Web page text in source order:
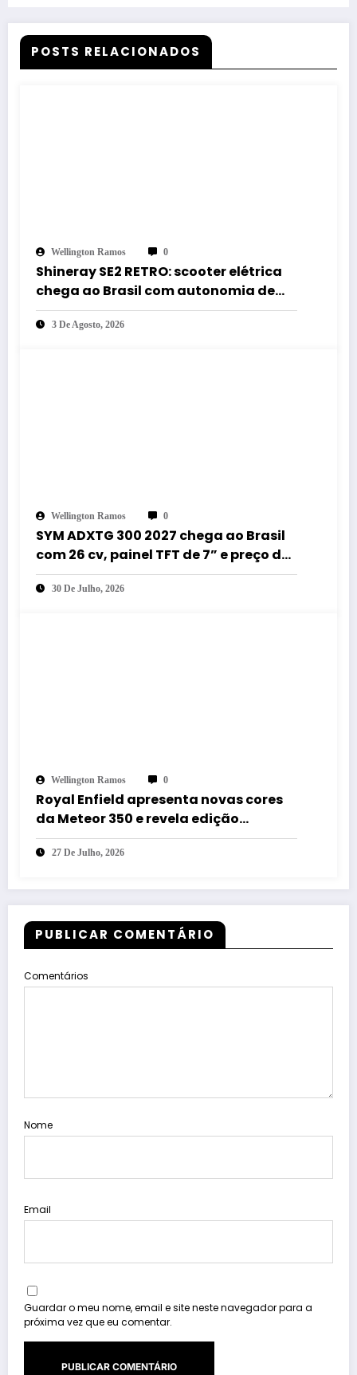
POSTS RELACIONADOS
Wellington Ramos 0
Shineray SE2 RETRO: scooter elétrica
chega ao Brasil com autonomia de
até 60 km e estilo retrô
3 De Agosto, 2026
Wellington Ramos 0
SYM ADXTG 300 2027 chega ao Brasil
com 26 cv, painel TFT de 7” e preço de
R$ 32.990
30 De Julho, 2026
Wellington Ramos 0
Royal Enfield apresenta novas cores
da Meteor 350 e revela edição
especial da Classic 650 em Brasília
27 De Julho, 2026
PUBLICAR COMENTÁRIO
Comentários
Nome
Email
Guardar o meu nome, email e site neste navegador para a
próxima vez que eu comentar.